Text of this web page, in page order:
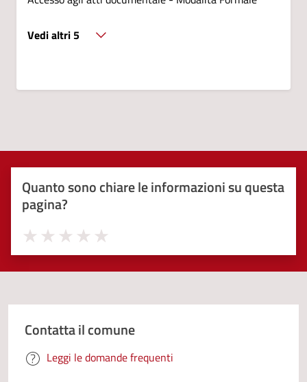
Vedi altri 5
Quanto sono chiare le informazioni su questa
pagina?
Valuta 5 stelle su 5
Valuta 4 stelle su 5
Valuta 3 stelle su 5
Valuta 2 stelle su 5
Valuta 1 stelle su 5
Contatta il comune
Leggi le domande frequenti